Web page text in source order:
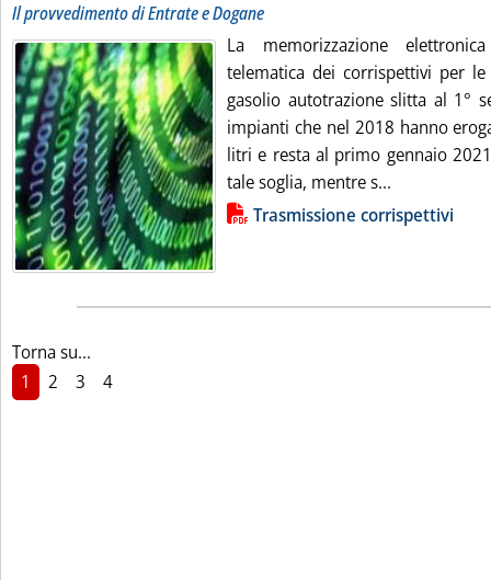
Il provvedimento di Entrate e Dogane
La memorizzazione
telematica dei corrispettivi per
gasolio autotrazione slitta al 1°
impianti che nel 2018 hanno
litri e resta al primo gennaio
tale soglia, mentre s...
Lista allegati PDF alla notiziaTrasmissione corrispettivi
Torna su...
1
2 3 4